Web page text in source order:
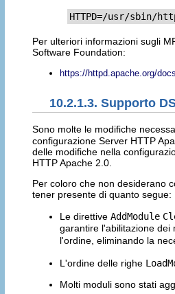
HTTPD=/usr/sbin/
Per ulteriori informazioni sugli
Software Foundation:
https://httpd.apache.org/
10.2.1.3. Supporto
Sono molte le modifiche
configurazione Server HTTP
delle modifiche nella
HTTP Apache 2.0.
Per coloro che non desiderano
tener presente di quanto segue:
Le direttive AddModule
garantire l'abilitazione dei
l'ordine, eliminando la
L'ordine delle righe
Molti moduli sono stati